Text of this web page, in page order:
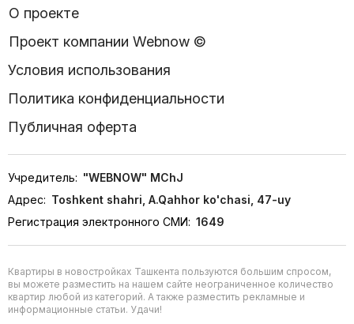
О проекте
Проект компании Webnow ©
Условия использования
Политика конфиденциальности
Публичная оферта
Учредитель: "WEBNOW" MChJ
Адрес: Toshkent shahri, A.Qahhor ko'chasi, 47-uy
Регистрация электронного СМИ: 1649
Квартиры в новостройках Ташкента пользуются большим спросом,
вы можете разместить на нашем сайте неограниченное количество
квартир любой из категорий. А также разместить рекламные и
информационные статьи. Удачи!